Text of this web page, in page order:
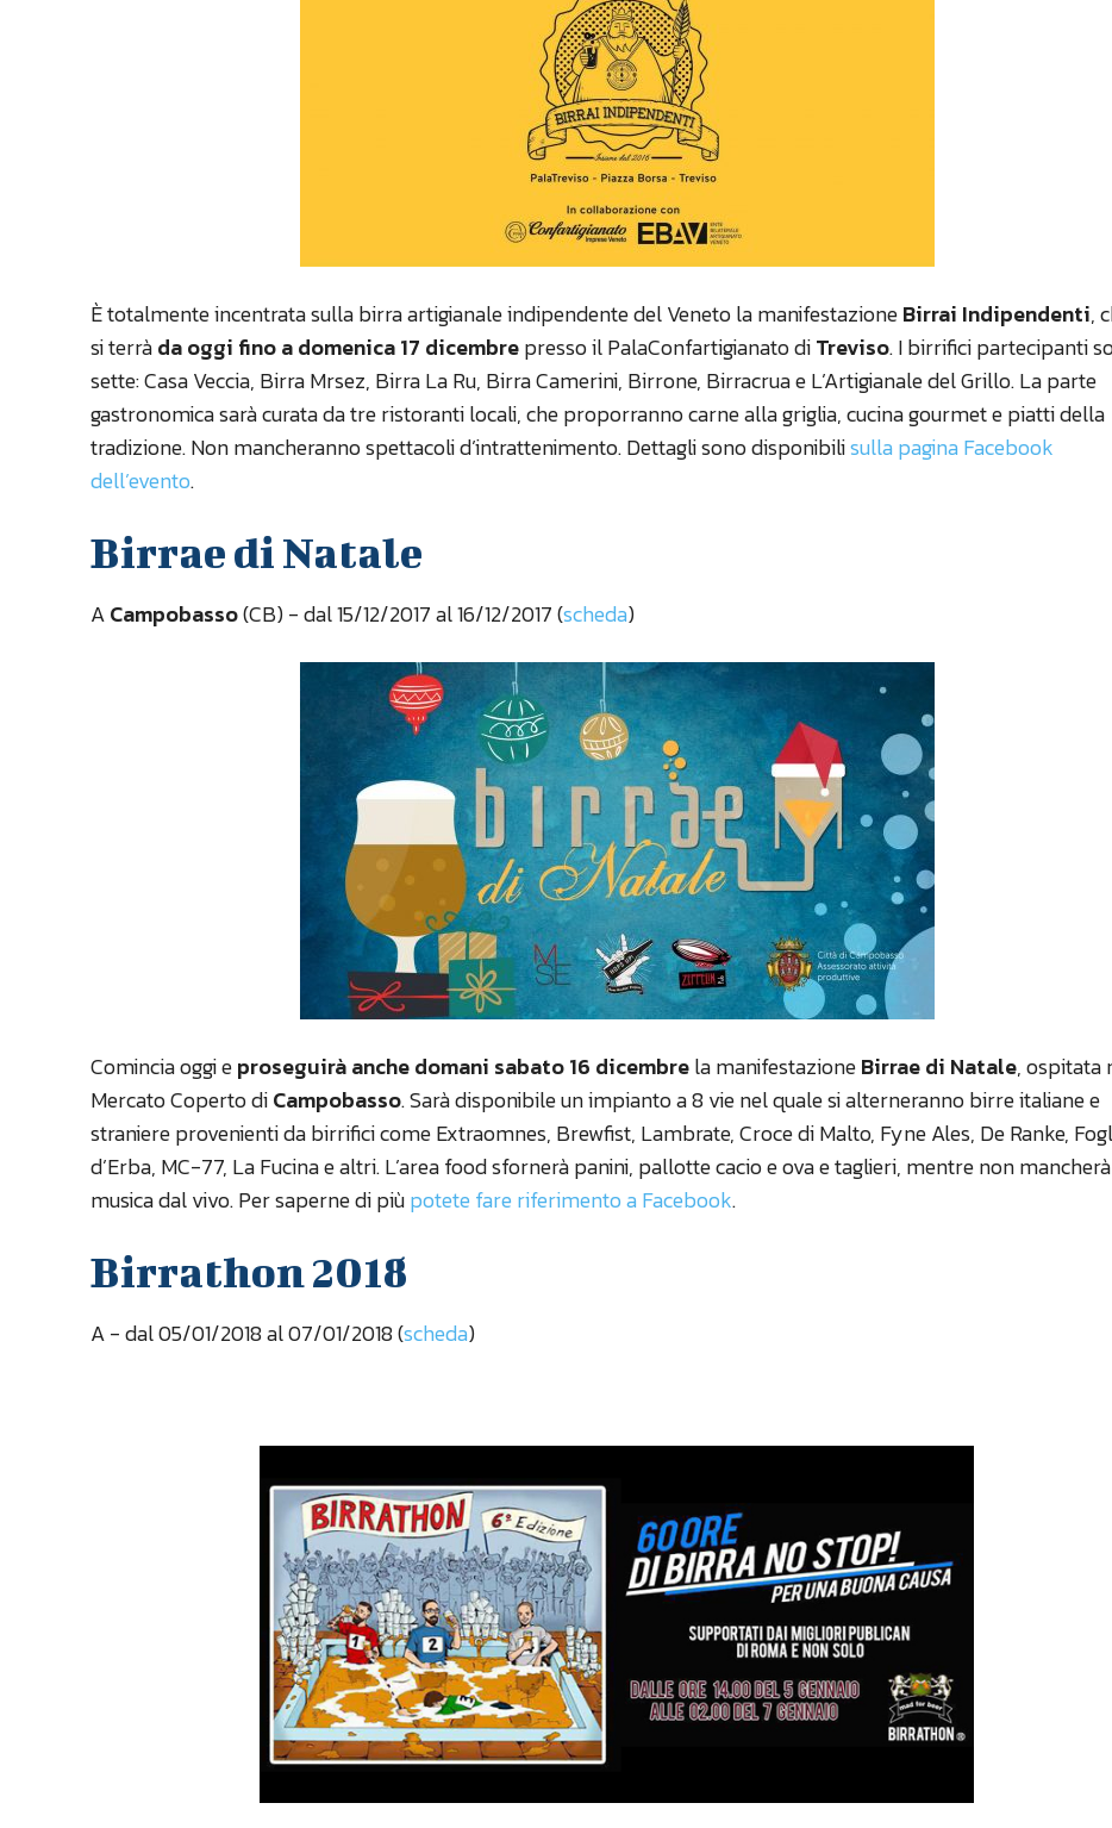
È totalmente incentrata sulla birra artigianale indipendente del Veneto la manifestazioneBirrai Indipendenti,
si terràda oggi fino a domenica 17 dicembrepresso il PalaConfartigianato diTreviso. I birrifici partecipanti
sette: Casa Veccia, Birra Mrsez, Birra La Ru, Birra Camerini, Birrone, Birracrua e L’Artigianale del Grillo. La parte
gastronomica sarà curata da tre ristoranti locali, che proporranno carne alla griglia, cucina gourmet e piatti della
tradizione. Non mancheranno spettacoli d’intrattenimento. Dettagli sono disponibilisulla pagina Facebook
dell’evento.
Birrae di Natale
ACampobasso(CB) - dal 15/12/2017 al 16/12/2017 (scheda)
Comincia oggi eproseguirà anche domani sabato 16 dicembrela manifestazioneBirrae di Natale, ospitata
Mercato Coperto diCampobasso. Sarà disponibile un impianto a 8 vie nel quale si alterneranno birre italiane e
straniere provenienti da birrifici come Extraomnes, Brewfist, Lambrate, Croce di Malto, Fyne Ales, De Ranke,
d’Erba, MC-77, La Fucina e altri. L’area food sfornerà panini, pallotte cacio e ova e taglieri, mentre non
musica dal vivo. Per saperne di piùpotete fare riferimento a Facebook.
Birrathon 2018
A- dal 05/01/2018 al 07/01/2018 (scheda)